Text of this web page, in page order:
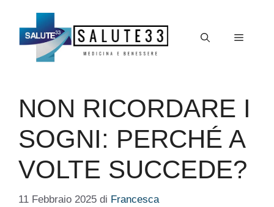
contenuto
Menu
NON RICORDARE I
SOGNI: PERCHÉ A
VOLTE SUCCEDE?
11 Febbraio 2025 di Francesca